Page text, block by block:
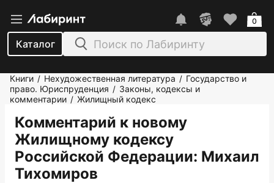
Каталог
0
Книги / Нехудожественная литература / Государство и
право. Юриспруденция / Законы, кодексы и
комментарии / Жилищный кодекс
Комментарий к новому
Жилищному кодексу
Российской Федерации: Михаил
Тихомиров